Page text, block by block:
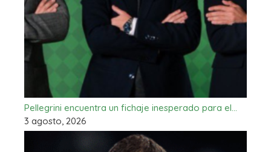
Pellegrini encuentra un fichaje inesperado para el…
3 agosto, 2026